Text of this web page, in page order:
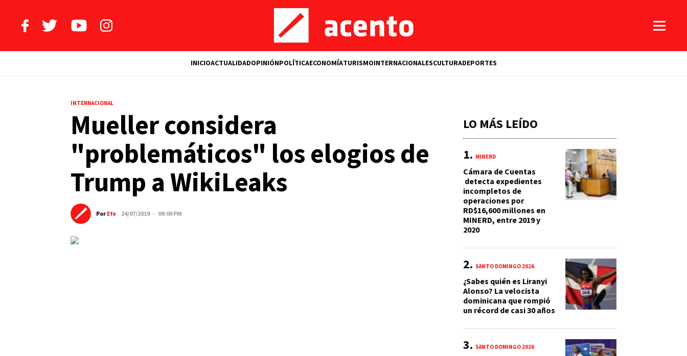
INICIOACTUALIDADOPINIÓNPOLÍTICAECONOMÍATURISMOINTERNACIONALESCULTURADEPORTES
INTERNACIONAL
Mueller considera
"problemáticos" los elogios de
Trump a WikiLeaks
PorEfe 24/07/2019 · 09:00 PM
LO MÁS LEÍDO
MINERD
Cámara de Cuentas
detecta expedientes
incompletos de
operaciones por
RD$16,600 millones en
MINERD, entre 2019 y
2020
SANTO DOMINGO 2026
¿Sabes quién es Liranyi
Alonso? La velocista
dominicana que rompió
un récord de casi 30 años
SANTO DOMINGO 2026